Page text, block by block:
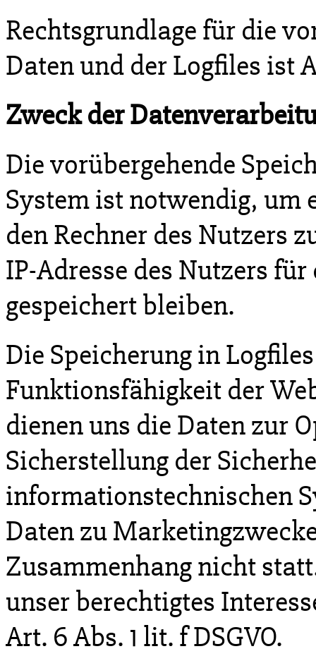
Rechtsgrundlage für die
Daten und der Logfiles ist
Zweck der
Die vorübergehende
System ist notwendig, um
den Rechner des Nutzers
IP-Adresse des Nutzers
gespeichert bleiben.
Die Speicherung in
Funktionsfähigkeit der
dienen uns die Daten zur
Sicherstellung der
informationstechnischen
Daten zu
Zusammenhang nicht
unser berechtigtes
Art. 6 Abs. 1 lit. f DSGVO.